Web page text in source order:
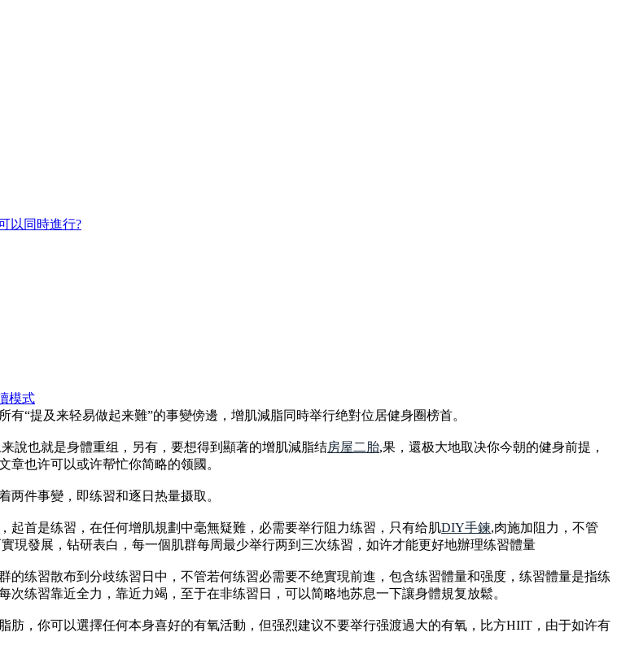
以同時進行?
模式
“提及来轻易做起来難”的事變傍邊，增肌減脂同時举行绝對位居健身圈榜首。
說也就是身體重组，另有，要想得到顯著的增肌減脂结房屋二胎,果，還极大地取决你今朝的健身前提，
章也许可以或许帮忙你简略的领國。
件事變，即练習和逐日热量摄取。
首是练習，在任何增肌規劃中毫無疑難，必需要举行阻力练習，只有给肌DIY手鍊,肉施加阻力，不管
現發展，钻研表白，每一個肌群每周最少举行两到三次练習，如许才能更好地辦理练習體量
练習散布到分歧练習日中，不管若何练習必需要不绝實現前進，包含练習體量和强度，练習體量是指练
练習靠近全力，靠近力竭，至于在非练習日，可以简略地苏息一下讓身體規复放鬆。
，你可以選擇任何本身喜好的有氧活動，但强烈建议不要举行强渡過大的有氧，比方HIIT，由于如许有